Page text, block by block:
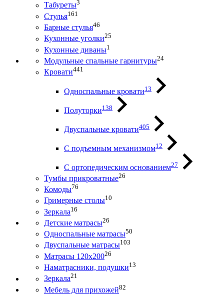
Табуреты3
Стулья161
Барные стулья46
Кухонные уголки25
Кухонные диваны1
Модульные спальные гарнитуры24
Кровати441
Односпальные кровати13
Полуторки138
Двуспальные кровати405
С подъемным механизмом12
С ортопедическим основанием27
Тумбы прикроватные26
Комоды76
Гримерные столы10
Зеркала16
Детские матрасы26
Односпальные матрасы50
Двуспальные матрасы103
Матрасы 120х20026
Наматрасники, подушки13
Зеркала21
Мебель для прихожей82